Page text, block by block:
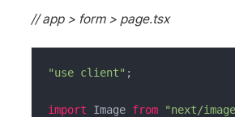
// app > form > page.tsx
"use client" ;
import Image from "next/